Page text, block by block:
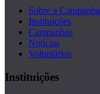
Sobre a Campanha
Instituições
Campanhas
Notícias
Voluntários
Instituições